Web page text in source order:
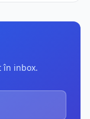
în inbox.